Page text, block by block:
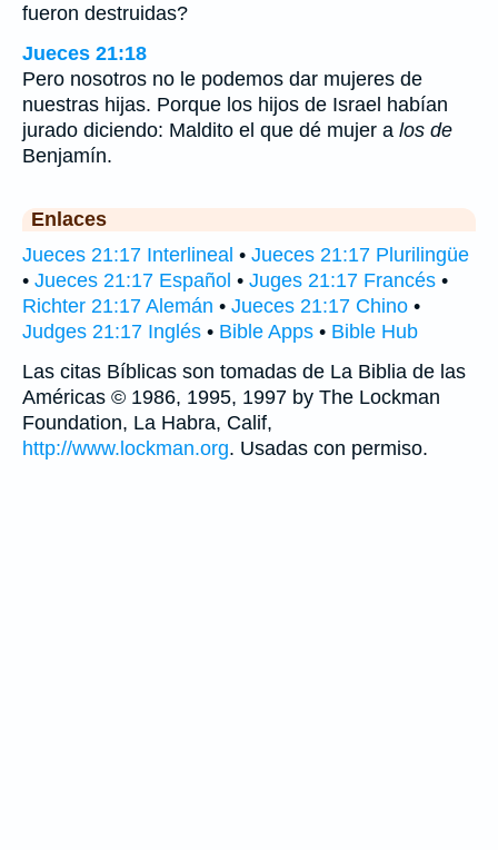
fueron destruidas?
Jueces 21:18
Pero nosotros no le podemos dar mujeres de
nuestras hijas. Porque los hijos de Israel habían
jurado diciendo: Maldito el que dé mujer a los de
Benjamín.
Enlaces
Jueces 21:17 Interlineal • Jueces 21:17 Plurilingüe
• Jueces 21:17 Español • Juges 21:17 Francés •
Richter 21:17 Alemán • Jueces 21:17 Chino •
Judges 21:17 Inglés • Bible Apps • Bible Hub
Las citas Bíblicas son tomadas de La Biblia de las
Américas © 1986, 1995, 1997 by The Lockman
Foundation, La Habra, Calif,
http://www.lockman.org. Usadas con permiso.